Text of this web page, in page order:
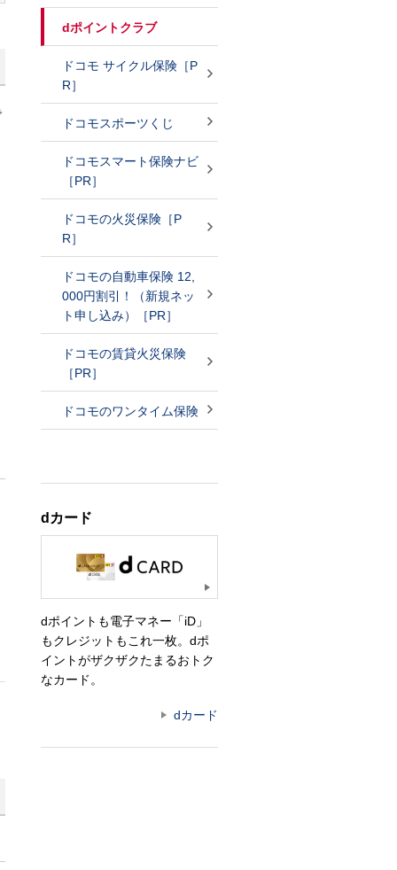
dポイントクラブ
ドコモ サイクル保険［P
R］
ドコモスポーツくじ
ドコモスマート保険ナビ
［PR］
ドコモの火災保険［P
R］
ドコモの自動車保険 12,
000円割引！（新規ネッ
ト申し込み）［PR］
ドコモの賃貸火災保険
［PR］
ドコモのワンタイム保険
dカード
dポイントも電子マネー「iD」
もクレジットもこれ一枚。dポ
イントがザクザクたまるおトク
なカード。
dカード